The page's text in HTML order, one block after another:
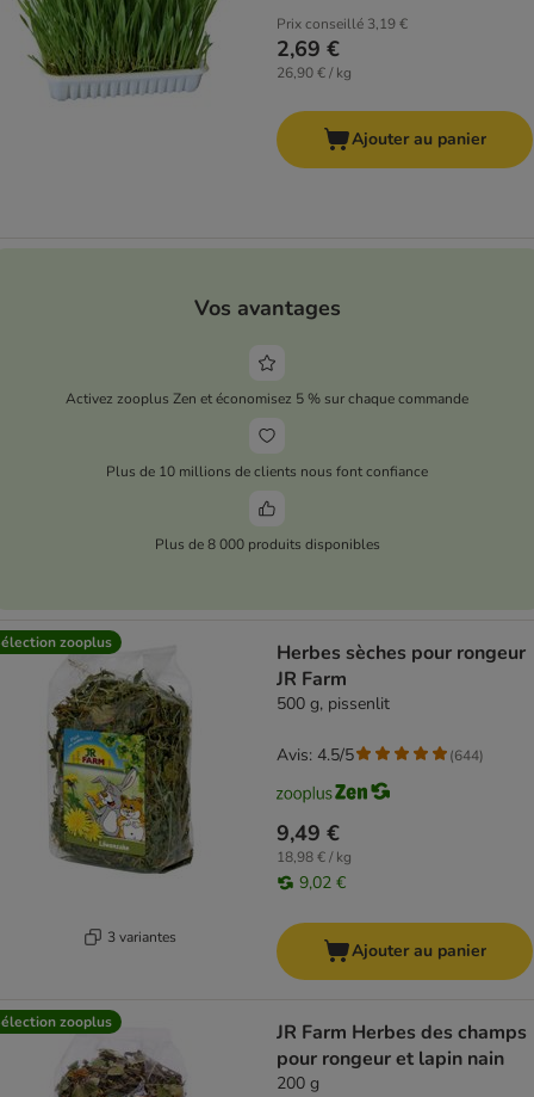
Prix conseillé 3,19 €
2,69 €
26,90 € / kg
Ajouter au panier
Vos avantages
Activez zooplus Zen et économisez 5 % sur chaque commande
Plus de 10 millions de clients nous font confiance
Plus de 8 000 produits disponibles
zooplus
3 variantes
Herbes sèches pour rongeur
JR Farm
500 g, pissenlit
9,49 €
18,98 € / kg
9,02 €
Avis: 4.5/5 (644)
Ajouter au panier
zooplus
JR Farm Herbes des champs
pour rongeur et lapin nain
200 g